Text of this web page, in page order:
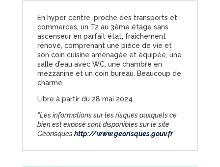
En hyper centre, proche des transports et
commerces, un T2 au 3ème étage sans
ascenseur en parfait état, fraîchement
rénové, comprenant une pièce de vie et
son coin cuisine aménagée et équipée, une
salle d’eau avec WC, une chambre en
mezzanine et un coin bureau. Beaucoup de
charme.
Libre à partir du 28 mai 2024
“Les informations sur les risques auxquels ce
bien est exposé sont disponibles sur le site
Géorisques http://www.georisques.gouv.fr”